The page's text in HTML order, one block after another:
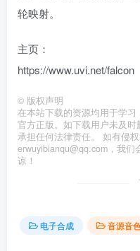
轮映射。
主页：
https://www.uvi.net/falcon
© 版权声明
在本站下载的资源均用于学
官方正版。如下载用户未及
承担任何法律责任。 如有侵权
erwuyibianqu@qq.com，我
谅！
电子合成 音源音